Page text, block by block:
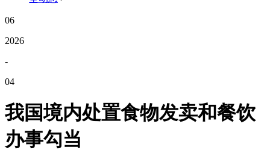
06
2026
-
04
我国境内处置食物发卖和餐饮
办事勾当